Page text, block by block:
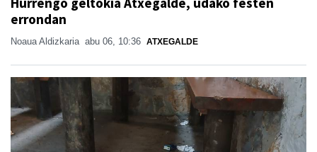
errondan
Noaua Aldizkaria abu 06, 10:36 ATXEGALDE